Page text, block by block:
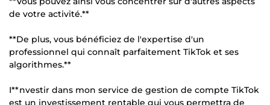
de votre activité.**
**De plus, vous bénéficiez de l'expertise d'un
professionnel qui connaît parfaitement TikTok et ses
algorithmes.**
I**nvestir dans mon service de gestion de compte TikTok
est un investissement rentable qui vous permettra de